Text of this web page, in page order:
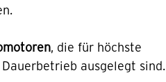
, die für höchste
ausgelegt sind.